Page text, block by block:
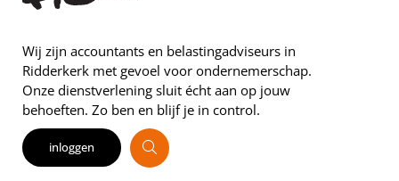
Wij zijn accountants en belastingadviseurs in
Ridderkerk met gevoel voor ondernemerschap.
Onze dienstverlening sluit écht aan op jouw
behoeften. Zo ben en blijf je in control.
inloggen